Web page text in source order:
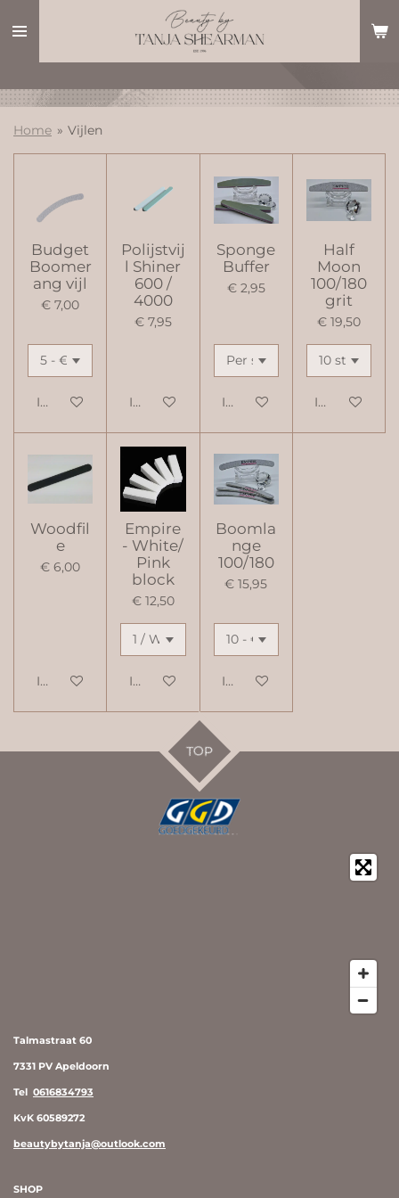
direct
hoofdinhoud
Home » Vijlen
Budget
Boomer
ang vijl
€ 7,00
In winkelwagen
Polijstvij
l Shiner
600 /
4000
€ 7,95
In winkelwagen
Sponge
Buffer
€ 2,95
In winkelwagen
Half
Moon
100/180
grit
€ 19,50
In
Woodfil
e
€ 6,00
In winkelwagen
Empire
- White/
Pink
block
€ 12,50
In winkelwagen
Boomla
nge
100/180
€ 15,95
In winkelwagen
TOP
Talmastraat 60
7331 PV Apeldoorn
Tel 0616834793
KvK 60589272
beautybytanja@outlook.com
SHOP